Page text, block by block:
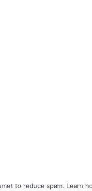
to reduce spam. Learn